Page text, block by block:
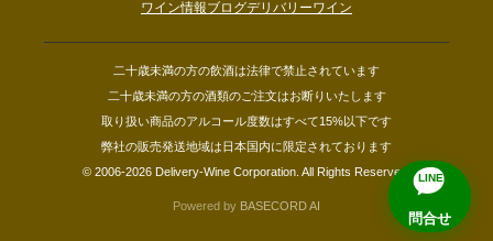
ワイン情報ブログデリバリーワイン
二十歳未満の方の飲酒は法律で禁止されています
二十歳未満の方の酒類のご注文はお断りいたします
取り扱い商品のアルコール度数はすべて15%以下です
弊社の販売発送地域は日本国内に限定されております
© 2006-2026 Delivery-Wine Corporation. All Rights Reserved.
Powered by BASECORD AI
LINE
問合せ